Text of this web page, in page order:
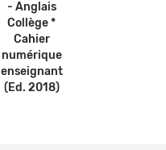
- Anglais
Collège *
Cahier
numérique
enseignant
(Ed. 2018)